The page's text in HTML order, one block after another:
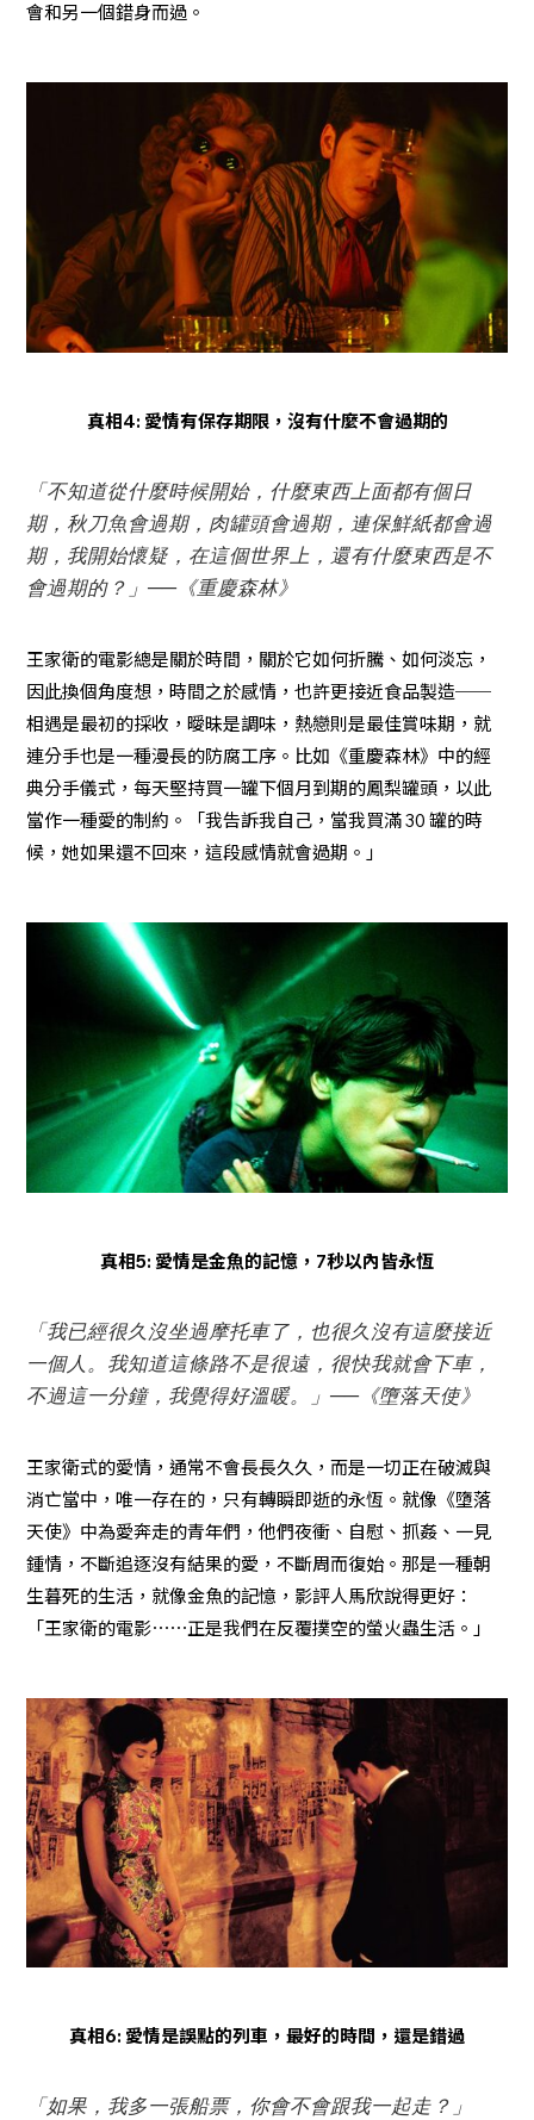
會和另一個錯身而過。
真相4: 愛情有保存期限，沒有什麼不會過期的
「不知道從什麼時候開始，什麼東西上面都有個日
期，秋刀魚會過期，肉罐頭會過期，連保鮮紙都會過
期，我開始懷疑，在這個世界上，還有什麼東西是不
會過期的？」──《重慶森林》
王家衛的電影總是關於時間，關於它如何折騰、如何淡忘，
因此換個角度想，時間之於感情，也許更接近食品製造──
相遇是最初的採收，曖昧是調味，熱戀則是最佳賞味期，就
連分手也是一種漫長的防腐工序。比如《重慶森林》中的經
典分手儀式，每天堅持買一罐下個月到期的鳳梨罐頭，以此
當作一種愛的制約。「我告訴我自己，當我買滿 30 罐的時
候，她如果還不回來，這段感情就會過期。」
真相5: 愛情是金魚的記憶，7秒以內皆永恆
「我已經很久沒坐過摩托車了，也很久沒有這麼接近
一個人。我知道這條路不是很遠，很快我就會下車，
不過這一分鐘，我覺得好溫暖。」──《墮落天使》
王家衛式的愛情，通常不會長長久久，而是一切正在破滅與
消亡當中，唯一存在的，只有轉瞬即逝的永恆。就像《墮落
天使》中為愛奔走的青年們，他們夜衝、自慰、抓姦、一見
鍾情，不斷追逐沒有結果的愛，不斷周而復始。那是一種朝
生暮死的生活，就像金魚的記憶，影評人馬欣說得更好：
「王家衛的電影⋯⋯正是我們在反覆撲空的螢火蟲生活。」
真相6: 愛情是誤點的列車，最好的時間，還是錯過
「如果，我多一張船票，你會不會跟我一起走？」